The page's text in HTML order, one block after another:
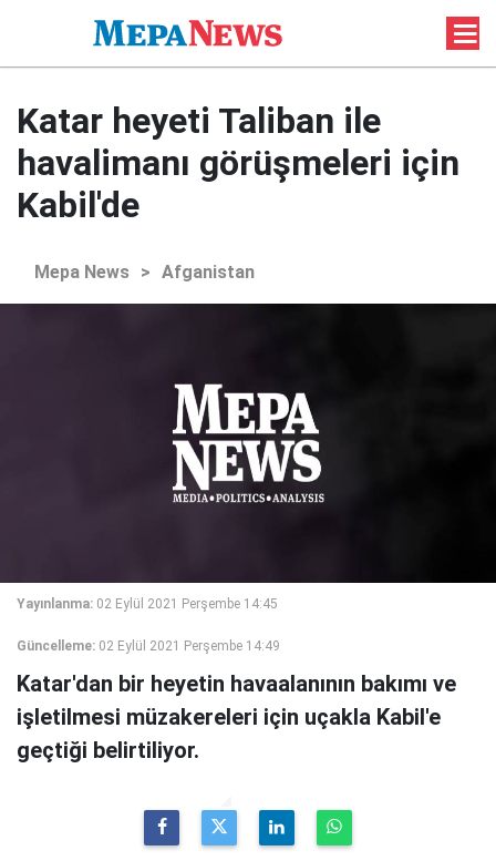
Katar heyeti Taliban ile
havalimanı görüşmeleri için
Kabil'de
Mepa News > Afganistan
Yayınlanma: 02 Eylül 2021 Perşembe 14:45
Güncelleme: 02 Eylül 2021 Perşembe 14:49
Katar'dan bir heyetin havaalanının bakımı ve
işletilmesi müzakereleri için uçakla Kabil'e
geçtiği belirtiliyor.